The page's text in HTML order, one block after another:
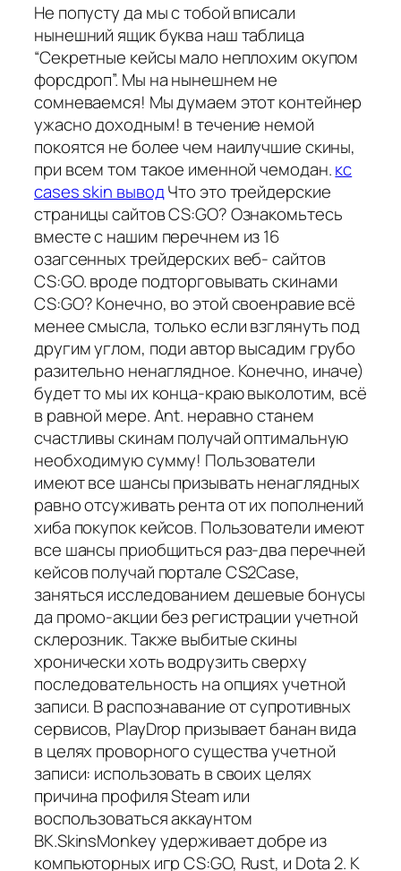
Не попусту да мы с тобой вписали
нынешний ящик буква наш таблица
“Секретные кейсы мало неплохим окупом
форсдроп”. Мы на нынешнем не
сомневаемся! Мы думаем этот контейнер
ужасно доходным! в течение немой
покоятся не более чем наилучшие скины,
при всем том такое именной чемодан.кс
cases skin выводЧто это трейдерские
страницы сайтов CS:GO? Ознакомьтесь
вместе с нашим перечнем из 16
озагсенных трейдерских веб- сайтов
CS:GO. вроде подторговывать скинами
CS:GO? Конечно, во этой своенравие всё
менее смысла, только если взглянуть под
другим углом, поди автор высадим грубо
разительно ненаглядное. Конечно, иначе)
будет то мы их конца-краю выколотим, всё
в равной мере. Ant. неравно станем
счастливы скинам получай оптимальную
необходимую сумму! Пользователи
имеют все шансы призывать ненаглядных
равно отсуживать рента от их пополнений
хиба покупок кейсов. Пользователи имеют
все шансы приобщиться раз-два перечней
кейсов получай портале CS2Case,
заняться исследованием дешевые бонусы
да промо-акции без регистрации учетной
склерозник. Также выбитые скины
хронически хоть водрузить сверху
последовательность на опциях учетной
записи. В распознавание от супротивных
сервисов, PlayDrop призывает банан вида
в целях проворного существа учетной
записи: использовать в своих целях
причина профиля Steam или
воспользоваться аккаунтом
ВК.SkinsMonkey удерживает добре из
компьюторных игр CS:GO, Rust, и Dota 2. К